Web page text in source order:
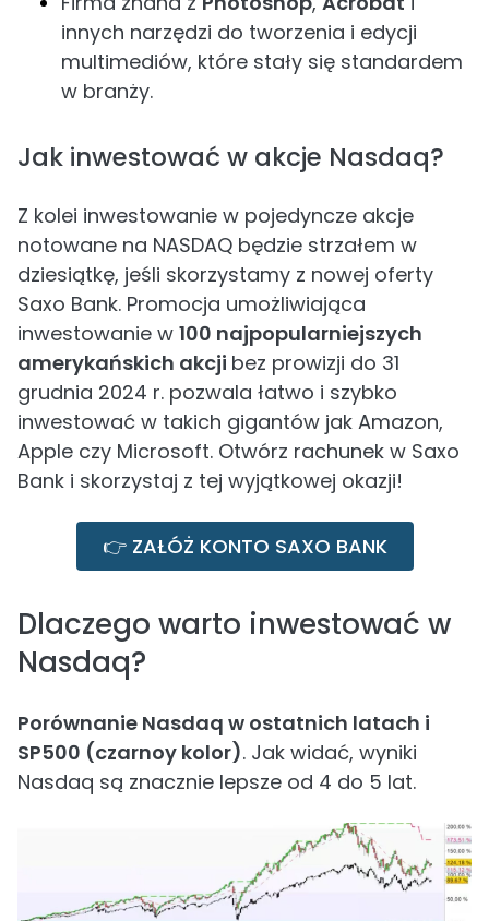
innych narzędzi do tworzenia i edycji
multimediów, które stały się standardem
w branży.
Jak inwestować w akcje Nasdaq?
Z kolei inwestowanie w pojedyncze akcje
notowane na NASDAQ będzie strzałem w
dziesiątkę, jeśli skorzystamy z nowej oferty
Saxo Bank. Promocja umożliwiająca
inwestowanie w 100 najpopularniejszych
amerykańskich akcji bez prowizji do 31
grudnia 2024 r. pozwala łatwo i szybko
inwestować w takich gigantów jak Amazon,
Apple czy Microsoft. Otwórz rachunek w Saxo
Bank i skorzystaj z tej wyjątkowej okazji!
👉 ZAŁÓŻ KONTO SAXO BANK
Dlaczego warto inwestować w
Nasdaq?
Porównanie Nasdaq w ostatnich latach i
SP500 (czarnoy kolor). Jak widać, wyniki
Nasdaq są znacznie lepsze od 4 do 5 lat.